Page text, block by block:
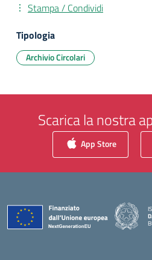
Stampa / Condividi
Tipologia
Archivio Circolari
Scarica la nostra
App Store